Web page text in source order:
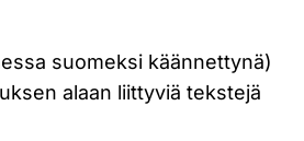
suomeksi käännettynä)
alaan liittyviä tekstejä